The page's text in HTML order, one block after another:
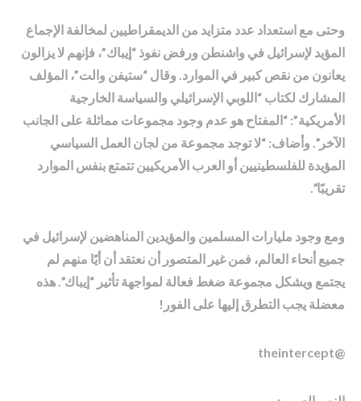
وحتى مع استعداد عدد متزايد من الديمقراطيين لمخالفة الإجماع
المؤيد لإسرائيل في واشنطن ورفض نفوذ “إيباك”، فإنهم لا يزالون
يعانون من نقص كبير في الموارد. وقال “ستيفن والت”، المؤلف
المشارك لكتاب “اللوبي الإسرائيلي والسياسة الخارجية
الأمريكية”: “المفتاح هو عدم وجود مجموعات مماثلة على الجانب
الآخر”. وأضاف: “لا توجد مجموعة من لجان العمل السياسي
المؤيدة للفلسطينيين أو العرب الأمريكيين تتمتع بنفس الموارد
تقريبًا”.
ومع وجود مليارات المسلمين والمؤيدين المناهضين لإسرائيل في
جميع أنحاء العالم، فمن غير المتصور أن نعتقد أن أيًا منهم لم
يجتمع ويشكل مجموعة ضغط فعالة لمواجهة تأثير “إيباك”. هذه
معضلة يجب التطرق إليها على الفور!
@theintercept